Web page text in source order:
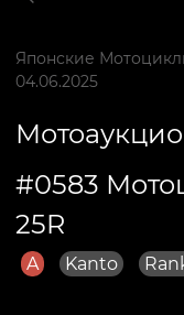
Японские
04.06.2025
#0583
25R
A Kanto